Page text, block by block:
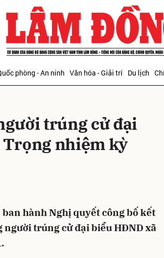
phòng - An ninh Văn hóa - Giải trí Du lịch
trúng cử đại
nhiệm kỳ
hành Nghị quyết công bố kết
người trúng cử đại biểu HĐND xã
luận